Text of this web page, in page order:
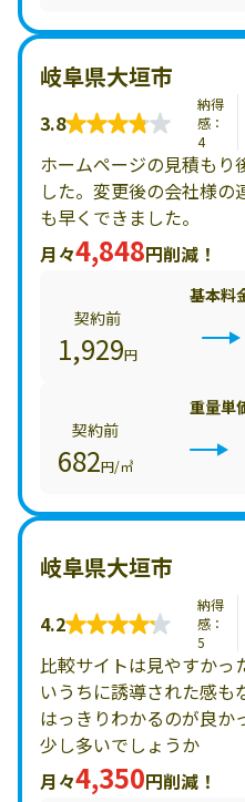
岐阜県大垣市
3.8
納得
感：
4
ホームページの見積もり
した。変更後の会社様の
も早くできました。
月々4,848円削減！
基本料
契約前
1,929円
重量単
契約前
682円/㎥
岐阜県大垣市
4.2
納得
感：
5
比較サイトは見やすかっ
いうちに誘導された感も
はっきりわかるのが良
少し多いでしょうか
月々4,350円削減！